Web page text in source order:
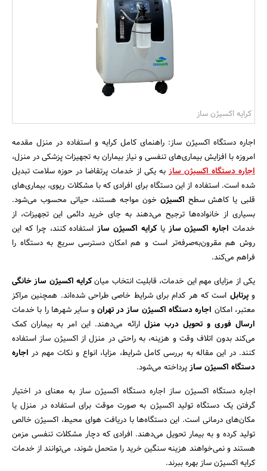
کرایه اکسیژن ساز
اجاره دستگاه اکسیژن ساز: راهنمای کامل کرایه و استفاده در منزل مقدمه
امروزه با افزایش بیماری‌های تنفسی و نیاز بیماران به تجهیزات پزشکی در منزل،
اجاره دستگاه اکسیژن ساز به یکی از خدمات پرتقاضا در حوزه سلامت تبدیل
شده است. استفاده از این دستگاه برای افرادی که با مشکلات ریوی، بیماری‌های
قلبی یا کاهش سطح اکسیژن خون مواجه هستند، حیاتی محسوب می‌شود.
بسیاری از خانواده‌ها ترجیح می‌دهند به جای خرید دائمی این تجهیزات، از
خدمات اجاره اکسیژن ساز یاکرایه اکسیژن سازاستفاده کنند، چرا که این
روش هم مقرون‌به‌صرفه‌تر است و هم امکان دسترسی سریع به دستگاه را
فراهم می‌کند.
یکی از مزایای مهم این خدمات، قابلیت انتخاب میانکرایه اکسیژن ساز خانگی
وپرتابل است که هر کدام برای شرایط خاصی طراحی شده‌اند. همچنین مراکز
معتبر، امکان اجاره دستگاه اکسیژن ساز در تهرانو سایر شهرها را با خدمات
ارسال فوری و تحویل درب منزل ارائه می‌دهند. این امر به بیماران کمک
می‌کند بدون اتلاف وقت و هزینه، به راحتی در منزل از اکسیژن ساز استفاده
کنند. در این مقاله به بررسی کامل شرایط، مزایا، انواع و نکات مهم در اجاره
دستگاه اکسیژن سازپرداخته می‌شود.
اجاره دستگاه اکسیژن ساز اجاره دستگاه اکسیژن ساز به معنای در اختیار
گرفتن یک دستگاه تولید اکسیژن به صورت موقت برای استفاده در منزل یا
مکان‌های درمانی است. این دستگاه‌ها با دریافت هوای محیط، اکسیژن خالص
تولید کرده و به بیمار تحویل می‌دهند. افرادی که دچار مشکلات تنفسی مزمن
هستند و نمی‌خواهند هزینه سنگین خرید را متحمل شوند، می‌توانند از خدمات
کرایه اکسیژن ساز بهره ببرند.